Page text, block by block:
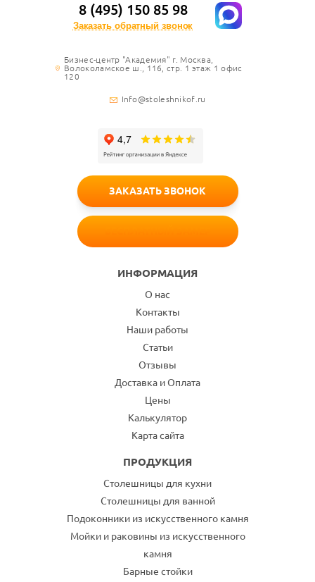
8 (495) 150 85 98
Заказать обратный звонок
Бизнес-центр "Академия" г. Москва,
Волоколамское ш., 116, стр. 1 этаж 1 офис
120
Info@stoleshnikof.ru
ИНФОРМАЦИЯ
О нас
Контакты
Наши работы
Статьи
Отзывы
Доставка и Оплата
Цены
Калькулятор
Карта сайта
ПРОДУКЦИЯ
Столешницы для кухни
Столешницы для ванной
Подоконники из искусственного камня
Мойки и раковины из искусственного
камня
Барные стойки
ЗАКАЗАТЬ ЗВОНОК